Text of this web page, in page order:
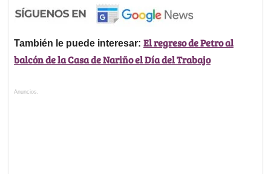
También le puede interesar: El regreso de Petro al
balcón de la Casa de Nariño el Día del Trabajo
Anuncios.